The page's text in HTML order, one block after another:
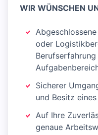
WIR WÜNSCHEN
oder
Sicherer
und Besitz
Auf Ihre
genaue